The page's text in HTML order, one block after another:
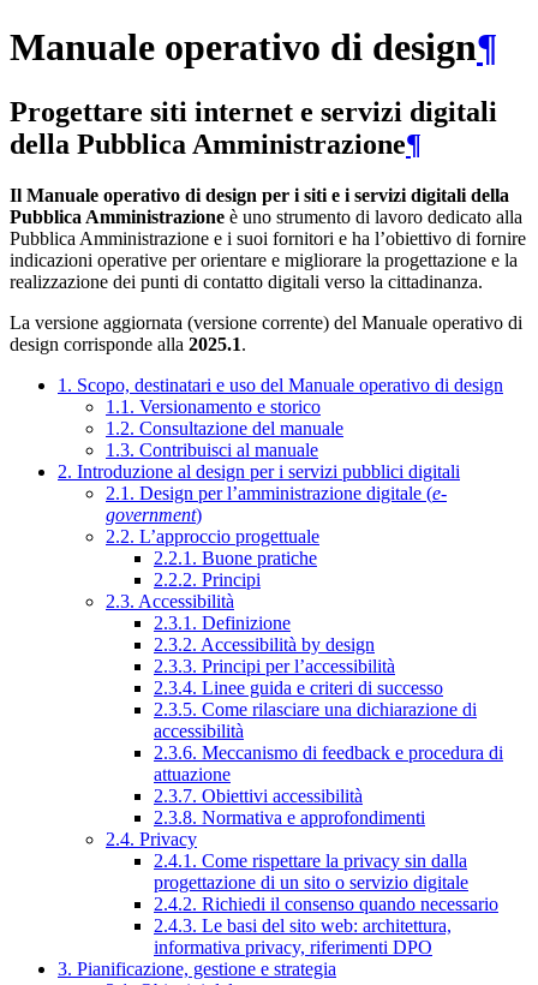
Manuale operativo di design¶
Progettare siti internet e servizi digitali
della Pubblica Amministrazione¶
Il Manuale operativo di design per i siti e i servizi digitali della
Pubblica Amministrazione è uno strumento di lavoro dedicato alla
Pubblica Amministrazione e i suoi fornitori e ha l’obiettivo di fornire
indicazioni operative per orientare e migliorare la progettazione e la
realizzazione dei punti di contatto digitali verso la cittadinanza.
La versione aggiornata (versione corrente) del Manuale operativo di
design corrisponde alla 2025.1.
1. Scopo, destinatari e uso del Manuale operativo di design
1.1. Versionamento e storico
1.2. Consultazione del manuale
1.3. Contribuisci al manuale
2. Introduzione al design per i servizi pubblici digitali
2.1. Design per l’amministrazione digitale (e-
government)
2.2. L’approccio progettuale
2.2.1. Buone pratiche
2.2.2. Principi
2.3. Accessibilità
2.3.1. Definizione
2.3.2. Accessibilità by design
2.3.3. Principi per l’accessibilità
2.3.4. Linee guida e criteri di successo
2.3.5. Come rilasciare una dichiarazione di
accessibilità
2.3.6. Meccanismo di feedback e procedura di
attuazione
2.3.7. Obiettivi accessibilità
2.3.8. Normativa e approfondimenti
2.4. Privacy
2.4.1. Come rispettare la privacy sin dalla
progettazione di un sito o servizio digitale
2.4.2. Richiedi il consenso quando necessario
2.4.3. Le basi del sito web: architettura,
informativa privacy, riferimenti DPO
3. Pianificazione, gestione e strategia